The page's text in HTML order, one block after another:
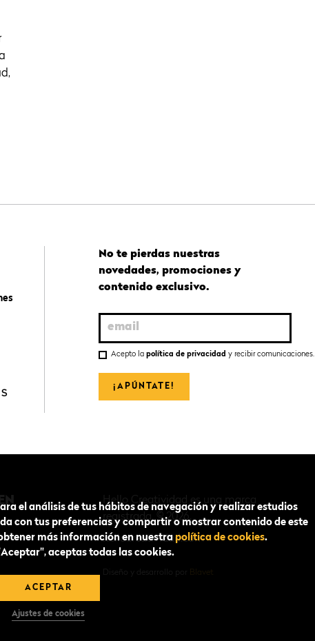
No te pierdas nuestras
novedades, promociones y
contenido exclusivo.
Acepto lapolítica de privacidad y recibir comunicaciones.
¡APÚNTATE!
Hello Creatividad es una marca
registrada. © 2026.
hellocreatividad.com
Diseño y desarrollo por
el análisis de tus hábitos de navegación y realizar estudios
con tus preferencias y compartir o mostrar contenido de este
más información en nuestrapolítica de cookies.
aceptas todas las cookies.
ACEPTAR
Ajustes de cookies